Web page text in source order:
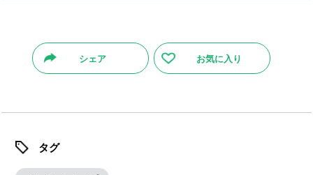
シェア お気に入り
タグ